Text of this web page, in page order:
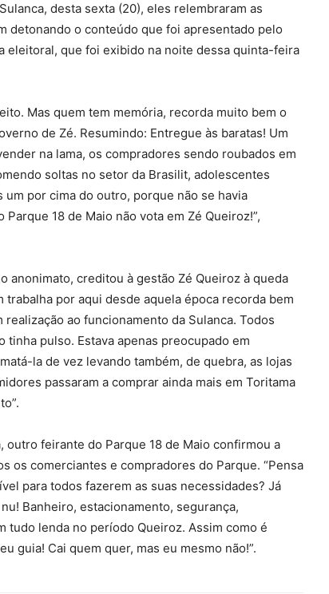
desta sexta (20), eles relembraram as
detonando o conteúdo que foi apresentado pelo
eleitoral, que foi exibido na noite dessa quinta-feira
Mas quem tem memória, recorda muito bem o
de Zé. Resumindo: Entregue às baratas! Um
na lama, os compradores sendo roubados em
soltas no setor da Brasilit, adolescentes
por cima do outro, porque não se havia
18 de Maio não vota em Zé Queiroz!”,
anonimato, creditou à gestão Zé Queiroz à queda
trabalha por aqui desde aquela época recorda bem
ao funcionamento da Sulanca. Todos
pulso. Estava apenas preocupado em
la de vez levando também, de quebra, as lojas
passaram a comprar ainda mais em Toritama
feirante do Parque 18 de Maio confirmou a
os comerciantes e compradores do Parque. “Pensa
para todos fazerem as suas necessidades? Já
Banheiro, estacionamento, segurança,
tudo lenda no período Queiroz. Assim como é
guia! Cai quem quer, mas eu mesmo não!”.